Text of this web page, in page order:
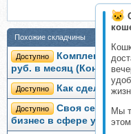
Мы
Похожие складчины
Доступно
Комплексный
руб. в месяц
Доступно Как сделать
Доступно
Своя сеть
бизнес в сфере услуг